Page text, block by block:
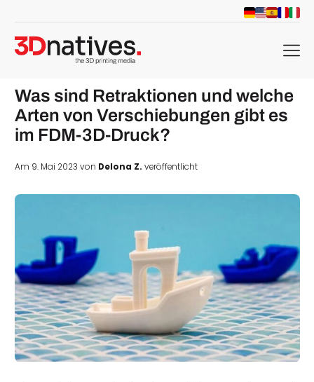
menu
Was sind Retraktionen und welche
Arten von Verschiebungen gibt es
im FDM-3D-Druck?
Am 9. Mai 2023 von Delona Z. veröffentlicht